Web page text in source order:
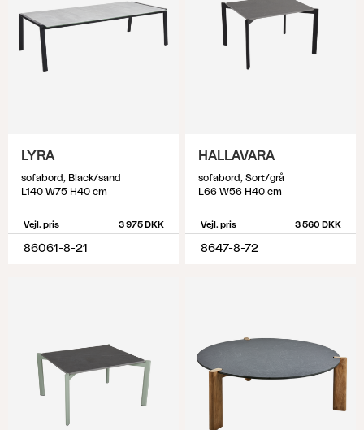
LYRA
sofabord, Black/sand
L140 W75 H40 cm
Vejl. pris 3 975 DKK
86061-8-21
HALLAVARA
sofabord, Sort/grå
L66 W56 H40 cm
Vejl. pris 3 560 DKK
8647-8-72